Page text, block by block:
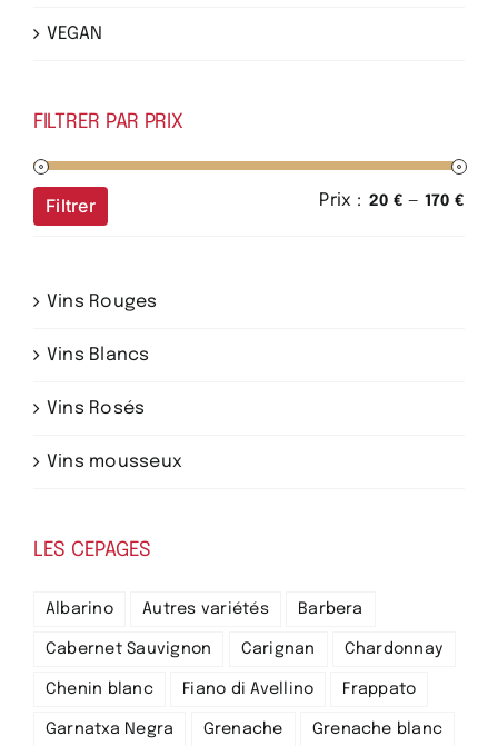
VEGAN
FILTRER PAR PRIX
Filtrer Prix : 20 € — 170 €
Vins Rouges
Vins Blancs
Vins Rosés
Vins mousseux
LES CEPAGES
Albarino Autres variétés Barbera
Cabernet Sauvignon Carignan Chardonnay
Chenin blanc Fiano di Avellino Frappato
Garnatxa Negra Grenache Grenache blanc